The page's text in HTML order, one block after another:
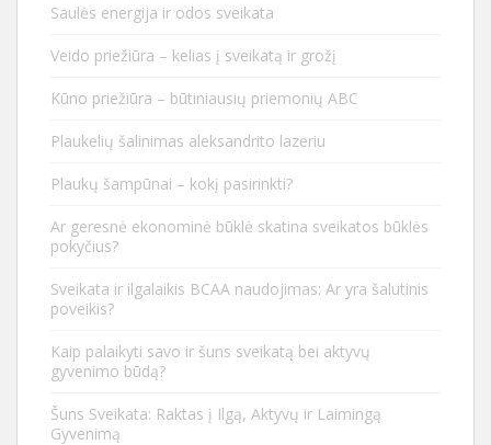
Saulės energija ir odos sveikata
Veido priežiūra – kelias į sveikatą ir grožį
Kūno priežiūra – būtiniausių priemonių ABC
Plaukelių šalinimas aleksandrito lazeriu
Plaukų šampūnai – kokį pasirinkti?
Ar geresnė ekonominė būklė skatina sveikatos būklės
pokyčius?
Sveikata ir ilgalaikis BCAA naudojimas: Ar yra šalutinis
poveikis?
Kaip palaikyti savo ir šuns sveikatą bei aktyvų
gyvenimo būdą?
Šuns Sveikata: Raktas į Ilgą, Aktyvų ir Laimingą
Gyvenimą